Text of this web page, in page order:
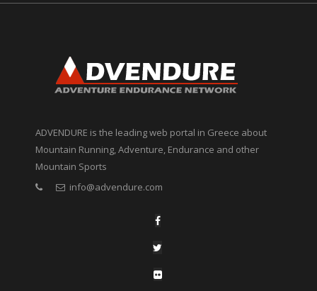
ADVENDURE is the leading web portal in Greece about
Mountain Running, Adventure, Endurance and other
Mountain Sports
info@advendure.com